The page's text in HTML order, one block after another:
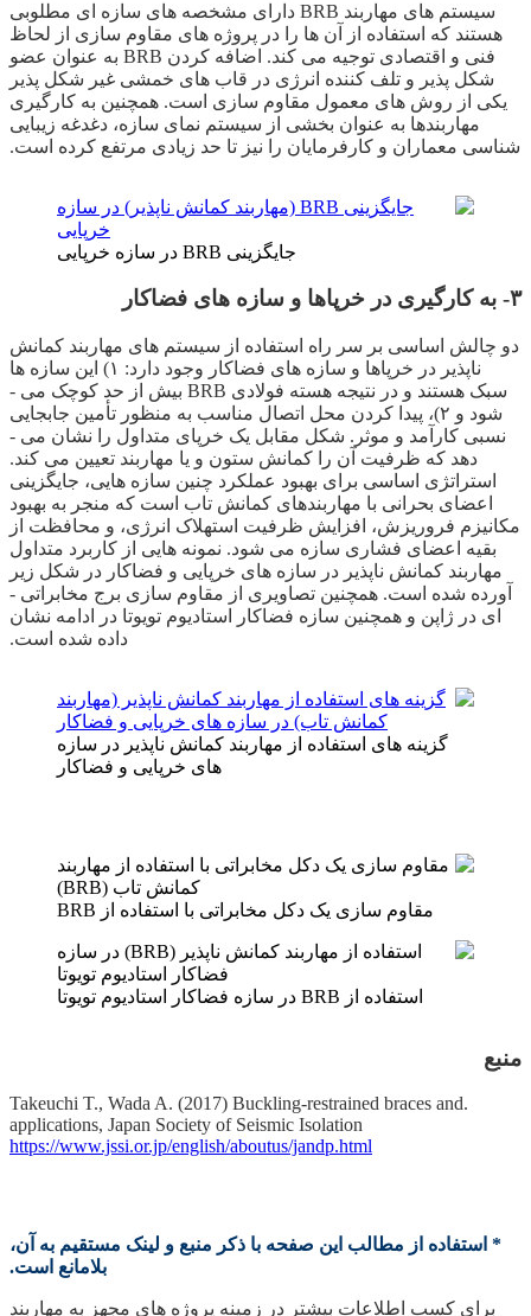
سیستم های مهاربند BRB دارای مشخصه ­های سازه ­ای مطلوبی
هستند که استفاده از آن ­ها را در پروژه­ های مقاوم­ سازی از لحاظ
فنی و اقتصادی توجیه می کند. اضافه کردن BRB به عنوان عضو
شکل ­پذیر و تلف کننده انرژی در قاب­ های خمشی غیر شکل پذیر
یکی از روش های معمول مقاوم ­سازی است. همچنین به کارگیری
مهاربندها به عنوان بخشی از سیستم نمای سازه، دغدغه زیبایی
شناسی معماران و کارفرمایان را نیز تا حد زیادی مرتفع کرده است.
جایگزینی BRB در سازه خرپایی
۳- به ­کارگیری در خرپاها و سازه­ های فضاکار
دو چالش اساسی بر سر راه استفاده از سیستم های مهاربند کمانش
ناپذیر در خرپاها و سازه ­های فضاکار وجود دارد: ۱) این سازه­ ها
سبک هستند و در نتیجه هسته فولادی BRB بیش از حد کوچک می ­
شود و ۲)، پیدا کردن محل اتصال مناسب به منظور تأمین جابجایی
نسبی کارآمد و موثر. شکل مقابل یک خرپای متداول را نشان می ­
دهد که ظرفیت آن­ را کمانش ستون و یا مهاربند تعیین می­ کند.
استراتژی اساسی برای بهبود عملکرد چنین سازه­ هایی، جایگزینی
اعضای بحرانی با مهاربندهای کمانش تاب است که منجر به بهبود
مکانیزم فروریزش، افزایش ظرفیت استهلاک انرژی، و محافظت از
بقیه اعضای فشاری سازه می­ شود. نمونه­ هایی از کاربرد متداول
مهاربند کمانش ناپذیر در سازه ­های خرپایی و فضاکار در شکل زیر
آورده شده است. همچنین تصاویری از مقاوم ­سازی برج مخابراتی ­
ای در ژاپن و همچنین سازه فضاکار استادیوم تویوتا در ادامه نشان
داده شده است.
گزینه های استفاده از مهاربند کمانش ناپذیر در سازه
های خرپایی و فضاکار
مقاوم سازی یک دکل مخابراتی با استفاده از BRB
استفاده از BRB در سازه فضاکار استادیوم تویوتا
منبع
.Takeuchi T., Wada A. (2017) Buckling-restrained braces and
applications, Japan Society of Seismic Isolation
https://www.jssi.or.jp/english/aboutus/jandp.html
* استفاده از مطالب این صفحه با ذکر منبع و لینک مستقیم به آن،
بلامانع است.
برای کسب اطلاعات بیشتر در زمینه پروژه های مجهز به مهاربند